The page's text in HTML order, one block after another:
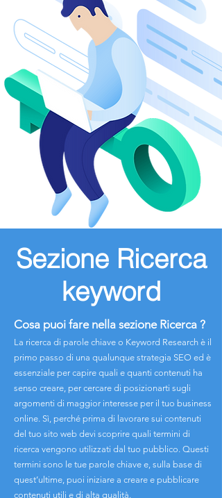
Sezione Ricerca
keyword
Cosa puoi fare nella sezione Ricerca ?
La ricerca di parole chiave o Keyword Research è il
primo passo di una qualunque strategia SEO ed è
essenziale per capire quali e quanti contenuti ha
senso creare, per cercare di posizionarti sugli
argomenti di maggior interesse per il tuo business
online. Sì, perché prima di lavorare sui contenuti
del tuo sito web devi scoprire quali termini di
ricerca vengono utilizzati dal tuo pubblico. Questi
termini sono le tue parole chiave e, sulla base di
quest’ultime, puoi iniziare a creare e pubblicare
contenuti utili e di alta qualità.